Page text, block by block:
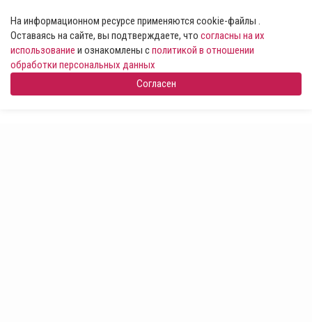
На информационном ресурсе применяются cookie-файлы .
Оставаясь на сайте, вы подтверждаете, что согласны на их
использование и ознакомлены сполитикой в отношении
обработки персональных данных
Согласен